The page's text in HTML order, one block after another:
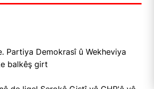
Partiya Demokrasî û Wekheviya
balkêş girt